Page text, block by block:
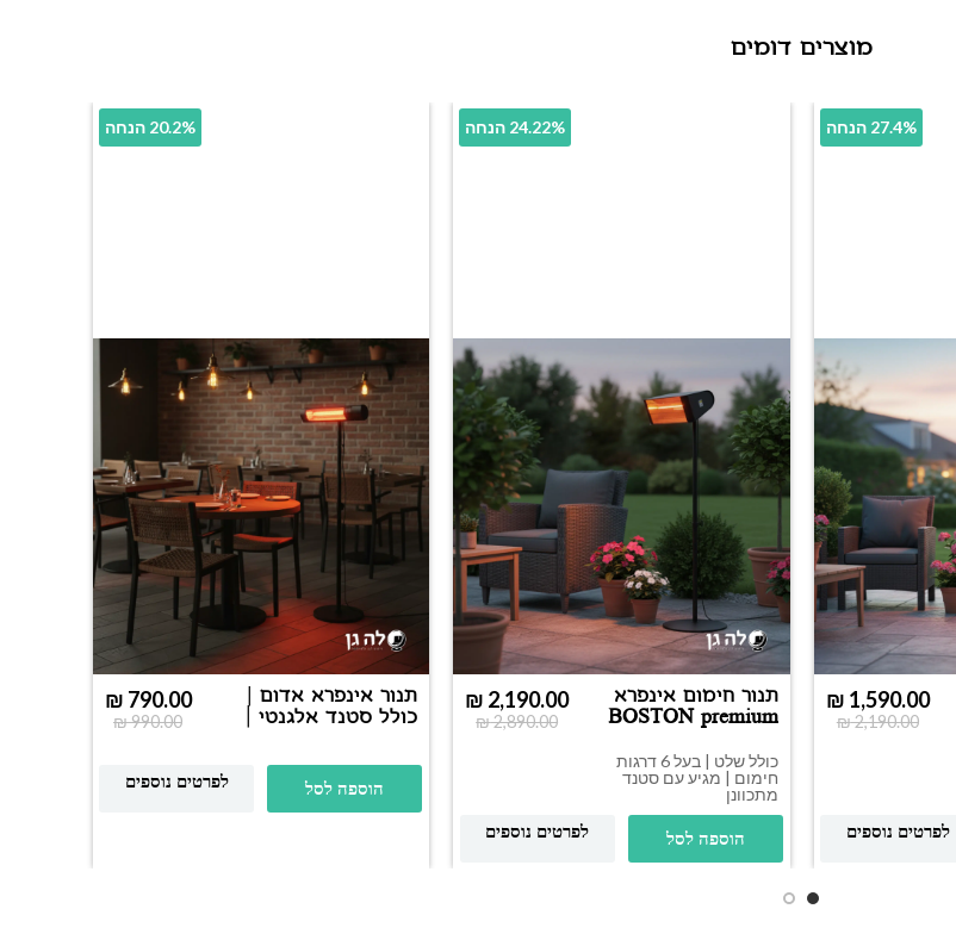
מוצרים דומים
27.4% הנחה
₪2,190.00
₪ 1,590.00
לפרטים נוספים
24.22% הנחה
תנור חימום אינפרא
BOSTON premium
כולל שלט | בעל 6 דרגות
חימום | מגיע עם סטנד
מתכוונן
₪2,890.00
₪ 2,190.00
הוספה לסל לפרטים נוספים
20.2% הנחה
תנור אינפרא אדום |
כולל סטנד אלגנטי |
₪990.00
₪ 790.00
הוספה לסל לפרטים נוספים